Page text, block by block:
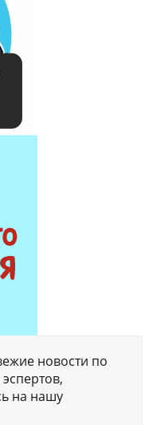
новости по
на нашу